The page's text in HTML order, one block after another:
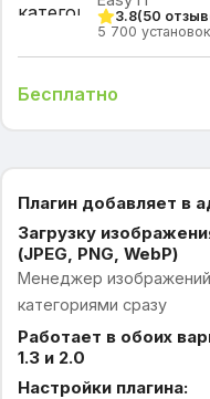
3.8(50
5 700 установок
Бесплатно
Плагин добавляет в
Загрузку
(JPEG, PNG, WebP)
Менеджер
категориями сразу
Работает в обоих
1.3 и 2.0
Настройки плагина: